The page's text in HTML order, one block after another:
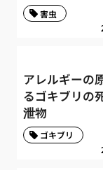
害虫
アレルギーの
るゴキブリの
泄物
ゴキブリ